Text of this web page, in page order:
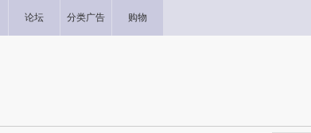
论坛 分类广告 购物